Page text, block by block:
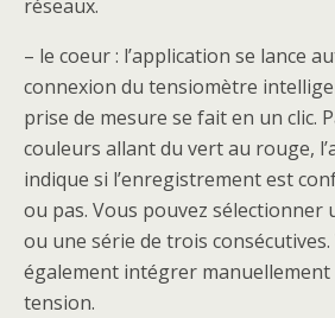
réseaux.
– le coeur : l’application se lance
connexion du tensiomètre
prise de mesure se fait en un clic.
couleurs allant du vert au rouge,
indique si l’enregistrement est
ou pas. Vous pouvez sélectionner
ou une série de trois
également intégrer manuellement
tension.